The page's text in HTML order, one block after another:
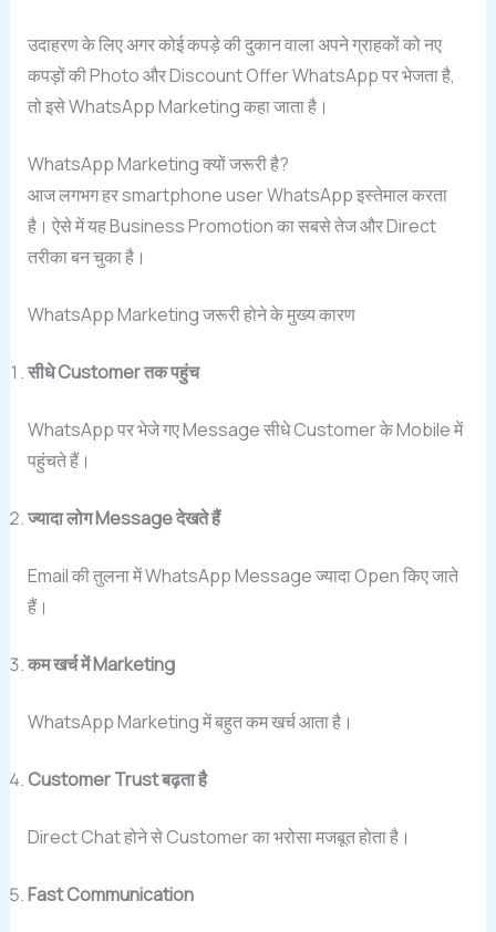
उदाहरण के लिए अगर कोई कपड़े की दुकान वाला अपने ग्राहकों को नए
कपड़ों की Photo और Discount Offer WhatsApp पर भेजता है,
तो इसे WhatsApp Marketing कहा जाता है।
WhatsApp Marketing क्यों जरूरी है?
आज लगभग हर smartphone user WhatsApp इस्तेमाल करता
है। ऐसे में यह Business Promotion का सबसे तेज और Direct
तरीका बन चुका है।
WhatsApp Marketing जरूरी होने के मुख्य कारण
सीधे Customer तक पहुंच
WhatsApp पर भेजे गए Message सीधे Customer के Mobile में
पहुंचते हैं।
ज्यादा लोग Message देखते हैं
Email की तुलना में WhatsApp Message ज्यादा Open किए जाते
हैं।
कम खर्च में Marketing
WhatsApp Marketing में बहुत कम खर्च आता है।
Customer Trust बढ़ता है
Direct Chat होने से Customer का भरोसा मजबूत होता है।
Fast Communication